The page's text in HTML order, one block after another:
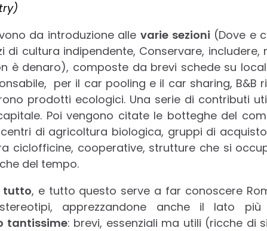
da introduzione alle varie sezioni (Dove e
di cultura indipendente, Conservare, includere,
è denaro), composte da brevi schede su
per il car pooling e il car sharing, B&B
prodotti ecologici. Una serie di contributi
Poi vengono citate le botteghe del
di agricoltura biologica, gruppi di
ciclofficine, cooperative, strutture che si
del tempo.
tutto, e tutto questo serve a far conoscere
apprezzandone anche il lato
tantissime: brevi, essenziali ma utili (ricche di